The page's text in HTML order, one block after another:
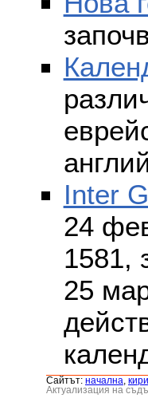
Inter
24
1581,
25
Сайтът: началнa,
Актуализация на